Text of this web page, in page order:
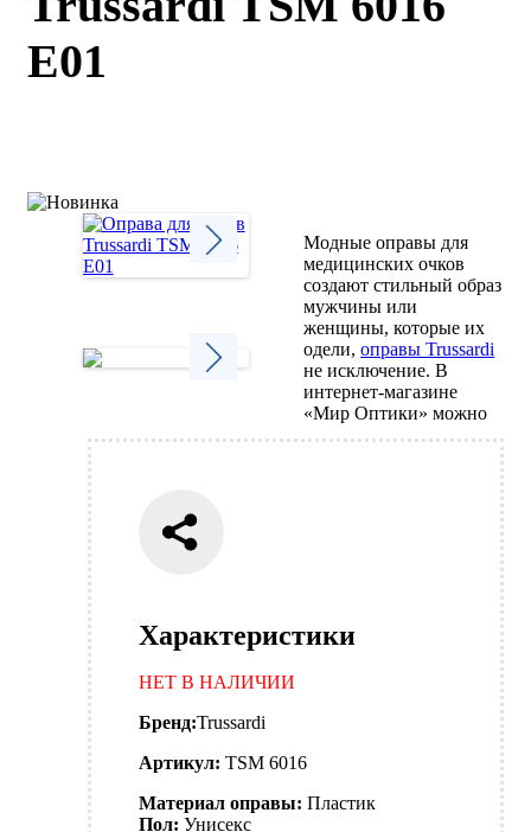
E01
Характеристики
НЕТ В НАЛИЧИИ
Бренд:Trussardi
Артикул: TSM 6016
Материал оправы: Пластик
Пол: Унисекс
Модные оправы для
медицинских очков
создают стильный образ
мужчины или
женщины, которые их
одели,оправы Trussardi
не исключение. В
интернет-магазине
«Мир Оптики» можно